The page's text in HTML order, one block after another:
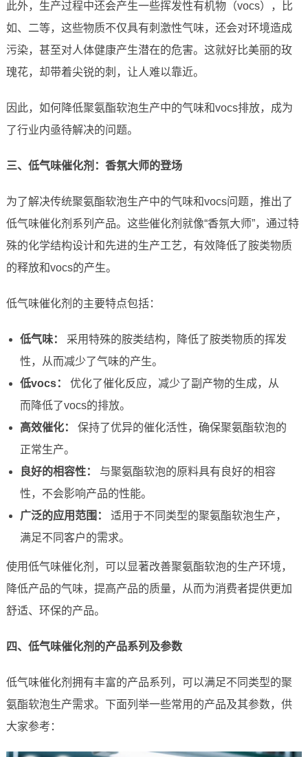
此外，生产过程中还会产生一些挥发性有机物（vocs），比
如、二等，这些物质不仅具有刺激性气味，还会对环境造成
污染，甚至对人体健康产生潜在的危害。这就好比美丽的玫
瑰花，却带着尖锐的刺，让人难以靠近。
因此，如何降低聚氨酯软泡生产中的气味和vocs排放，成为
了行业内亟待解决的问题。
三、低气味催化剂：香氛大师的登场
为了解决传统聚氨酯软泡生产中的气味和vocs问题，推出了
低气味催化剂系列产品。这些催化剂就像“香氛大师”，通过特
殊的化学结构设计和先进的生产工艺，有效降低了胺类物质
的释放和vocs的产生。
低气味催化剂的主要特点包括：
低气味：
采用特殊的胺类结构，降低了胺类物质的挥发
性，从而减少了气味的产生。
低vocs：
优化了催化反应，减少了副产物的生成，从
而降低了vocs的排放。
高效催化：
保持了优异的催化活性，确保聚氨酯软泡的
正常生产。
良好的相容性：
与聚氨酯软泡的原料具有良好的相容
性，不会影响产品的性能。
广泛的应用范围：
适用于不同类型的聚氨酯软泡生产，
满足不同客户的需求。
使用低气味催化剂，可以显著改善聚氨酯软泡的生产环境，
降低产品的气味，提高产品的质量，从而为消费者提供更加
舒适、环保的产品。
四、低气味催化剂的产品系列及参数
低气味催化剂拥有丰富的产品系列，可以满足不同类型的聚
氨酯软泡生产需求。下面列举一些常用的产品及其参数，供
大家参考：